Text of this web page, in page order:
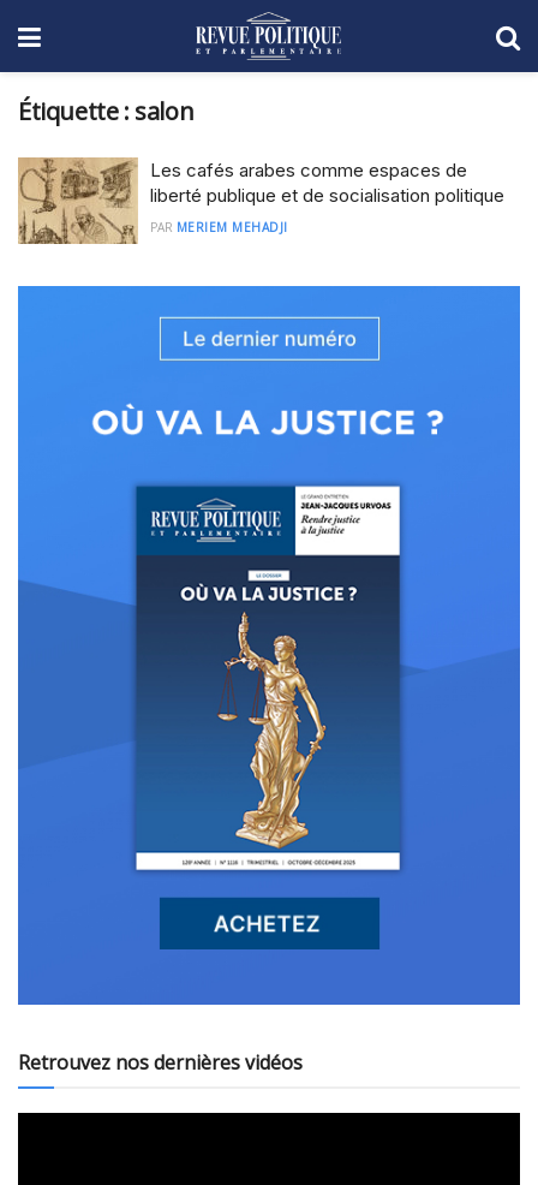
Étiquette : salon
Les cafés arabes comme espaces de
liberté publique et de socialisation politique
PAR MERIEM MEHADJI
Retrouvez nos dernières vidéos